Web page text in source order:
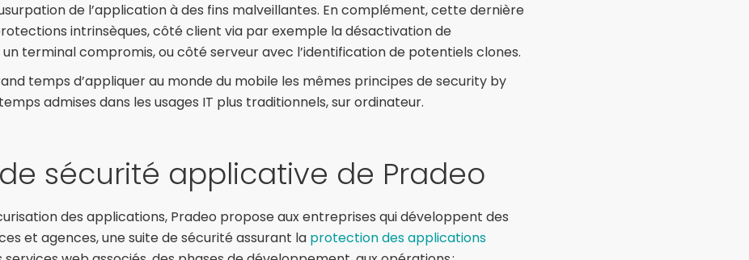
de l’application à des fins malveillantes. En complément, cette dernière
intrinsèques, côté client via par exemple la désactivation de
terminal compromis, ou côté serveur avec l’identification de potentiels clones.
temps d’appliquer au monde du mobile les mêmes principes de security by
admises dans les usages IT plus traditionnels, sur ordinateur.
sécurité applicative de Pradeo
des applications, Pradeo propose aux entreprises qui développent des
et agences, une suite de sécurité assurant la protection des applications